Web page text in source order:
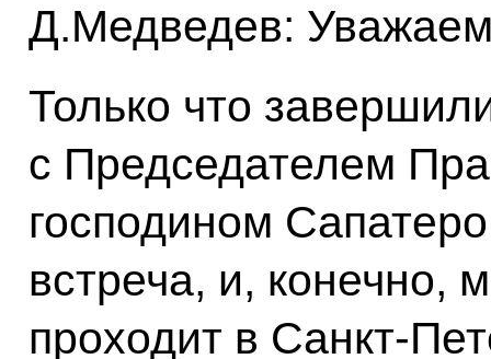
Д.Медведев:
Только что
с Председателем
господином
встреча, и, конечно,
проходит в Санкт-